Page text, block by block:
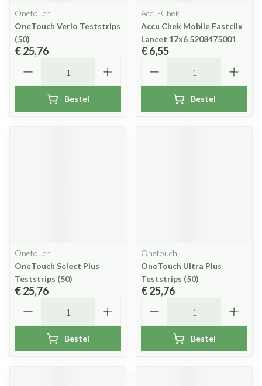
Onetouch
OneTouch Verio Teststrips
(50)
€ 25,76
Bestel
Accu-Chek
Accu Chek Mobile Fastclix
Lancet 17x6 5208475001
€ 6,55
Bestel
Onetouch
OneTouch Select Plus
Teststrips (50)
€ 25,76
Bestel
Onetouch
OneTouch Ultra Plus
Teststrips (50)
€ 25,76
Bestel